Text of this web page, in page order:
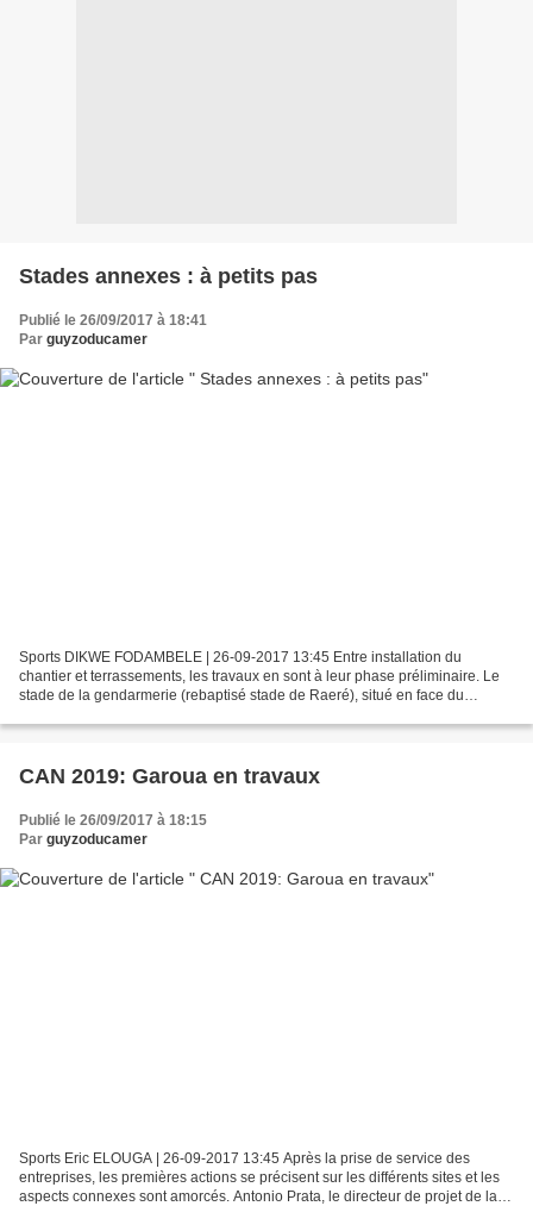
Stades annexes : à petits pas
Publié le 26/09/2017 à 18:41
Par guyzoducamer
Sports DIKWE FODAMBELE | 26-09-2017 13:45 Entre installation du
chantier et terrassements, les travaux en sont à leur phase préliminaire. Le
stade de la gendarmerie (rebaptisé stade de Raeré), situé en face du
CAN 2019: Garoua en travaux
Publié le 26/09/2017 à 18:15
Par guyzoducamer
Sports Eric ELOUGA | 26-09-2017 13:45 Après la prise de service des
entreprises, les premières actions se précisent sur les différents sites et les
aspects connexes sont amorcés. Antonio Prata, le directeur de projet de la